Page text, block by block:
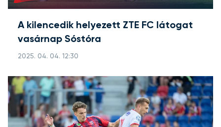
A kilencedik helyezett ZTE FC látogat
vasárnap Sóstóra
2025. 04. 04. 12:30